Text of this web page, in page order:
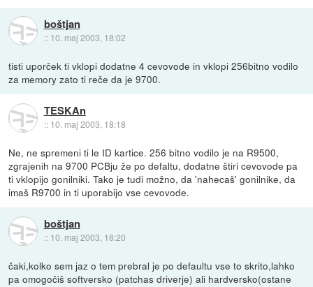
boštjan
:: 10. maj 2003, 18:02
tisti uporček ti vklopi dodatne 4 cevovode in vklopi 256bitno vodilo
za memory zato ti reče da je 9700.
TESKAn
:: 10. maj 2003, 18:18
Ne, ne spremeni ti le ID kartice. 256 bitno vodilo je na R9500,
zgrajenih na 9700 PCBju že po defaltu, dodatne štiri cevovode pa
ti vklopijo gonilniki. Tako je tudi možno, da 'nahecaš' gonilnike, da
imaš R9700 in ti uporabijo vse cevovode.
boštjan
:: 10. maj 2003, 18:20
čaki,kolko sem jaz o tem prebral je po defaultu vse to skrito,lahko
pa omogočiš softversko (patchas driverje) ali hardversko(ostane